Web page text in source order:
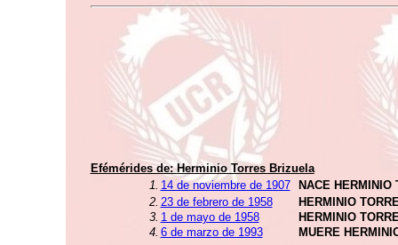
Efémérides de:Herminio Torres Brizuela
1. 14 de noviembre de 1907
NACE HERMINIO
2. 23 de febrero de 1958
HERMINIO
3. 1 de mayo de 1958
HERMINIO
4. 6 de marzo de 1993 MUERE